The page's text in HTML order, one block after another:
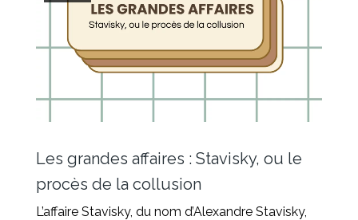
Les grandes affaires : Stavisky, ou le
procès de la collusion
L’affaire Stavisky, du nom d’Alexandre Stavisky,